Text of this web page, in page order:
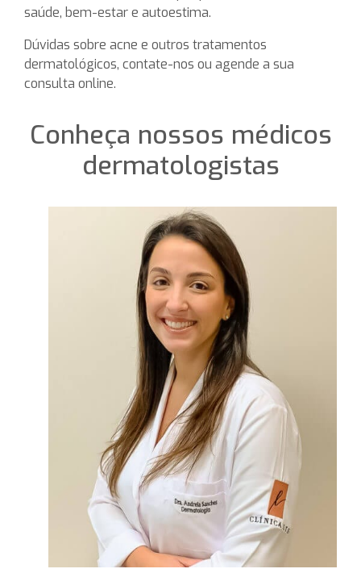
saúde, bem-estar e autoestima.
Dúvidas sobre acne e outros tratamentos
dermatológicos, contate-nos ou agende a sua
consulta online.
Conheça nossos médicos
dermatologistas